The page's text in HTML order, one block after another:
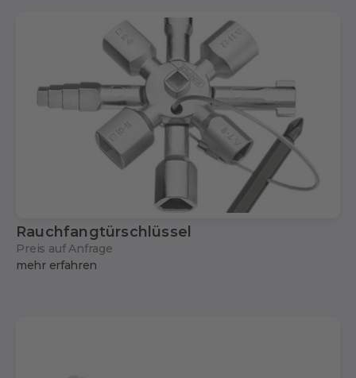
Rauchfangtürschlüssel
Preis auf Anfrage
mehr erfahren